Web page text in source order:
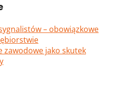
– obowiązkowe
zawodowe jako skutek